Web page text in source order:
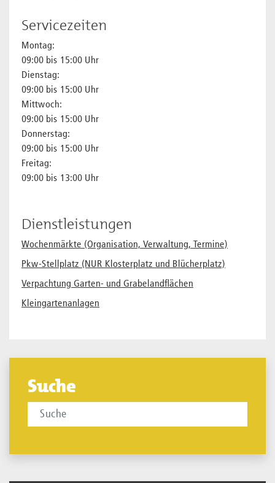
Servicezeiten
Montag:
09:00 bis 15:00 Uhr
Dienstag:
09:00 bis 15:00 Uhr
Mittwoch:
09:00 bis 15:00 Uhr
Donnerstag:
09:00 bis 15:00 Uhr
Freitag:
09:00 bis 13:00 Uhr
Dienstleistungen
Wochenmärkte (Organisation, Verwaltung, Termine)
Pkw-Stellplatz (NUR Klosterplatz und Blücherplatz)
Verpachtung Garten- und Grabelandflächen
Kleingartenanlagen
Suche